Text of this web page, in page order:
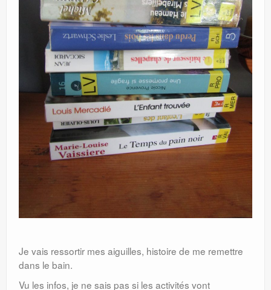
Je vais ressortir mes aiguilles, histoire de me remettre
dans le bain.
Vu les infos, je ne sais pas si les activités vont